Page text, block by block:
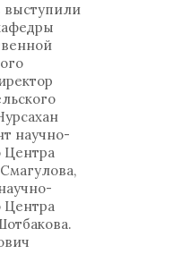
выступили
научно-
Центра
Центра